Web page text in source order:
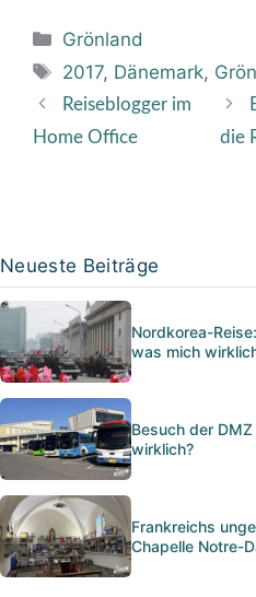
Kategorien
Grönland
Schlagwörter
2017, Dänemark,
Reiseblogger im
Home Office
die
Neueste Beiträge
Nordkorea-
was mich
Besuch der
wirklich?
Frankreichs
Chapelle Notre-